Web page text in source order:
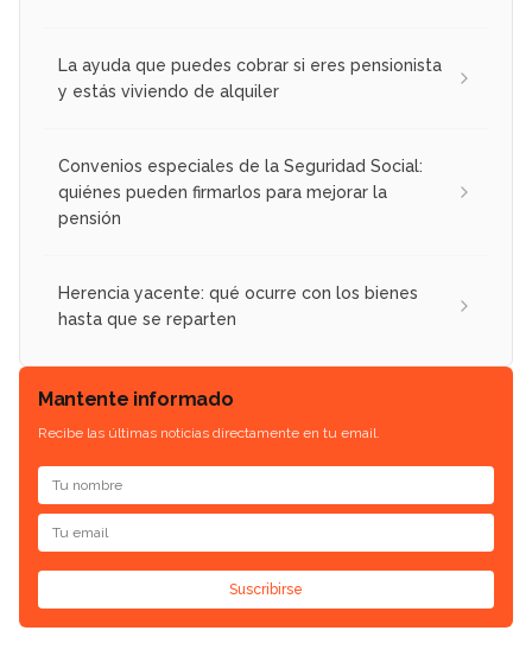
La ayuda que puedes cobrar si eres pensionista
y estás viviendo de alquiler
Convenios especiales de la Seguridad Social:
quiénes pueden firmarlos para mejorar la
pensión
Herencia yacente: qué ocurre con los bienes
hasta que se reparten
Mantente informado
Recibe las últimas noticias directamente en tu email.
Suscribirse